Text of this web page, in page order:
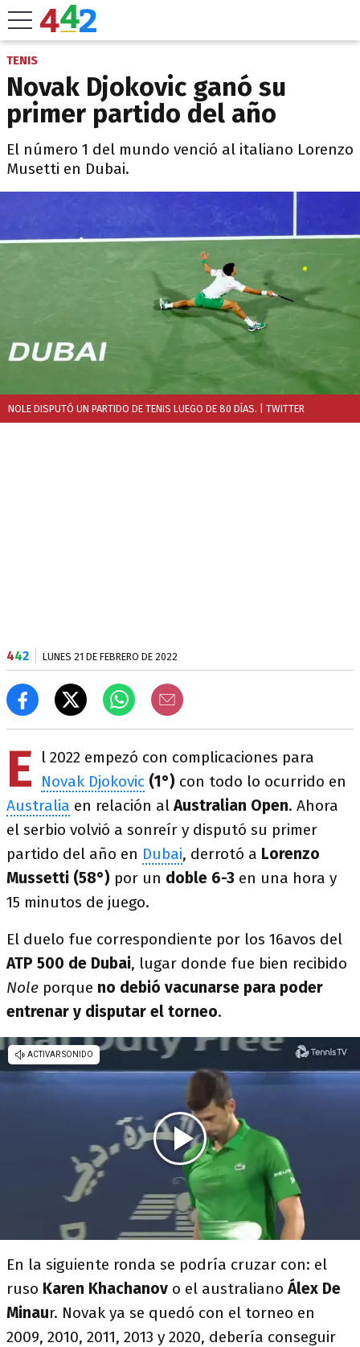
TENIS
Novak Djokovic ganó su
primer partido del año
El número 1 del mundo venció al italiano Lorenzo
Musetti en Dubai.
NOLE DISPUTÓ UN PARTIDO DE TENIS LUEGO DE 80 DÍAS. | TWITTER
442 LUNES 21 DE FEBRERO DE 2022
E
l 2022 empezó con complicaciones para
Novak Djokovic (1°) con todo lo ocurrido en
Australia en relación alAustralian Open. Ahora
el serbio volvió a sonreír y disputó su primer
partido del año en Dubai, derrotó a Lorenzo
Mussetti (58°) por un doble 6-3 en una hora y
15 minutos de juego.
El duelo fue correspondiente por los 16avos del
ATP 500 de Dubai, lugar donde fue bien recibido
Nole porque no debió vacunarse para poder
entrenar y disputar el torneo.
En la siguiente ronda se podría cruzar con: el
ruso Karen Khachanov o el australianoÁlex De
Minaur. Novak ya se quedó con el torneo en
2009, 2010, 2011, 2013 y 2020, debería conseguir